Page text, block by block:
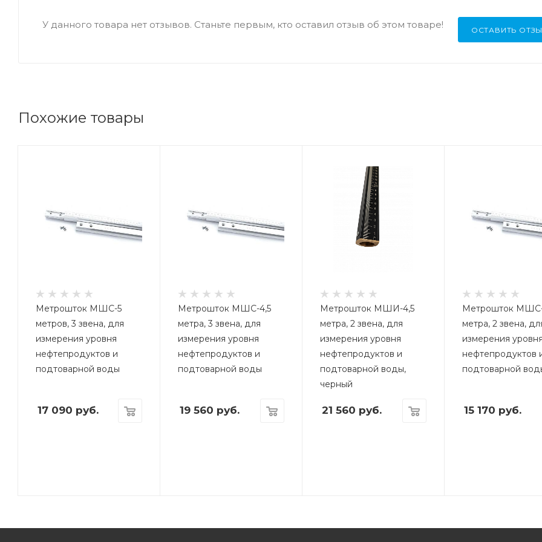
ОСТАВИТЬ
У данного товара нет отзывов. Станьте первым, кто оставил отзыв об этом товаре!
Похожие товары
Метрошток МШС-5
метров, 3 звена, для
измерения уровня
нефтепродуктов и
подтоварной воды
17 090 руб.
Метрошток МШС-4,5
метра, 3 звена, для
измерения уровня
нефтепродуктов и
подтоварной воды
19 560 руб.
Метрошток МШИ-4,5
метра, 2 звена, для
измерения уровня
нефтепродуктов и
подтоварной воды,
черный
21 560 руб.
Метрошток
метра, 2 звена,
измерения
нефтепродуктов
подтоварной
15 170 руб.